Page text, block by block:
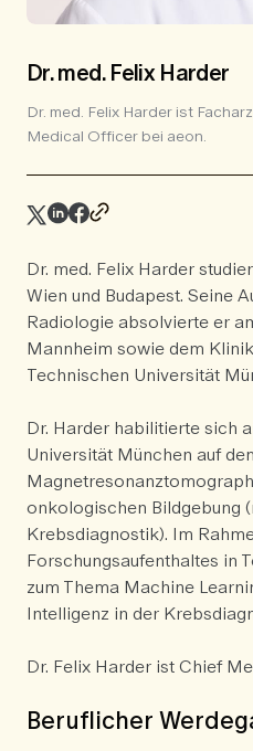
Dr. med. Felix Harder
Dr. med. Felix Harder ist
Medical Officer bei aeon.
Dr. med. Felix Harder
Wien und Budapest. Seine
Radiologie absolvierte er
Mannheim sowie dem
Technischen Universität
Dr. Harder habilitierte sich
Universität München auf
onkologischen Bildgebung
Krebsdiagnostik). Im
Forschungsaufenthaltes in
zum Thema Machine
Intelligenz in der
Dr. Felix Harder ist Chief
Beruflicher